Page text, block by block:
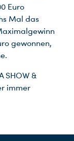
Euro
Mal das
gewonnen,
SHOW &
immer